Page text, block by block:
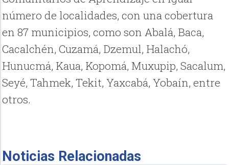
número de localidades, con una cobertura
en 87 municipios, como son Abalá, Baca,
Cacalchén, Cuzamá, Dzemul, Halachó,
Hunucmá, Kaua, Kopomá, Muxupip, Sacalum,
Seyé, Tahmek, Tekit, Yaxcabá, Yobaín, entre
otros.
Noticias Relacionadas